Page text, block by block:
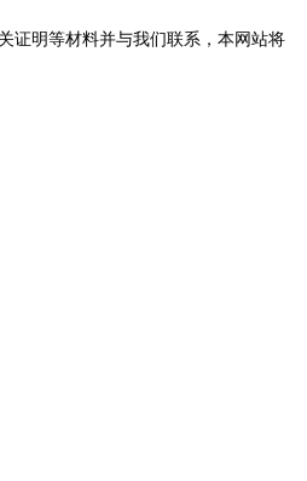
证明等材料并与我们联系，本网站将